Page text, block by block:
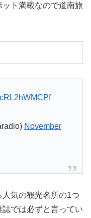
ト満載なので道南旅
November
人気の観光名所の1つ
では必ずと言ってい